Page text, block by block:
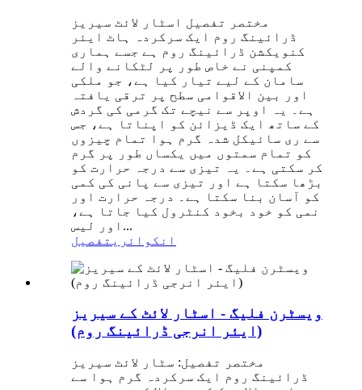
مختصر تفصیل اسٹار لائٹ سیریز
ڈرائینگ روم ایک سرکردہ ہاٹ ایئر
کنویکشن ڈرائینگ روم ہے جسے ہماری
کمپنی نے خاص طور پر لٹکانے والے
سامان کے لیے تیار کیا ہے، جو ملکی
اور بین الاقوامی سطح پر ترقی یافتہ
ہے۔ یہ اوپر سے نیچے تک گرمی کی گردش
کے ساتھ ایک ڈیزائن کو اپناتا ہے، جس
سے ری سائیکل شدہ گرم ہوا تمام چیزوں
کو تمام سمتوں میں یکساں طور پر گرم
کر سکتی ہے۔ یہ تیزی سے درجہ حرارت کو
بڑھا سکتا ہے اور تیزی سے پانی کی کمی
کو آسان بنا سکتا ہے۔ درجہ حرارت اور
نمی کو خود بخود کنٹرول کیا جاتا ہے،
اور لیس...
انکوائری تفصیل
ویسٹرن فلیگ - اسٹار لائٹ کے سیریز
(ایئر انرجی ڈرائینگ روم)
مختصر تفصیل: سٹار لائٹ سیریز
ڈرائینگ روم ایک سرکردہ گرم ہوا سے